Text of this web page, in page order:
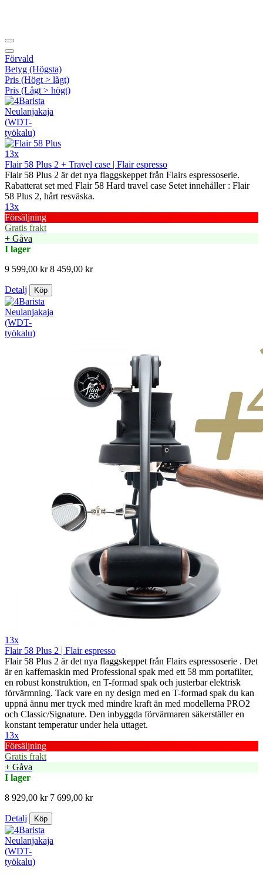
Förvald
Betyg (Högsta)
Pris (Högt > lågt)
Pris (Lågt > högt)
13x
Flair 58 Plus 2 + Travel case | Flair espresso
Flair 58 Plus 2 är det nya flaggskeppet från Flairs espressoserie.
Rabatterat set med Flair 58 Hard travel case Setet innehåller : Flair
58 Plus 2, hårt resväska.
13x
Försäljning
Gratis frakt
+ Gåva
I lager
9 599,00 kr 8 459,00 kr
Detalj Köp
13x
Flair 58 Plus 2 | Flair espresso
Flair 58 Plus 2 är det nya flaggskeppet från Flairs espressoserie . Det
är en kaffemaskin med Professional spak med ett 58 mm portafilter,
en robust konstruktion, en T-formad spak och justerbar elektrisk
förvärmning. Tack vare en ny design med en T-formad spak du kan
uppnå ännu mer tryck med mindre kraft än med modellerna PRO2
och Classic/Signature. Den inbyggda förvärmaren säkerställer en
konstant temperatur under hela uttaget.
13x
Försäljning
Gratis frakt
+ Gåva
I lager
8 929,00 kr 7 699,00 kr
Detalj Köp